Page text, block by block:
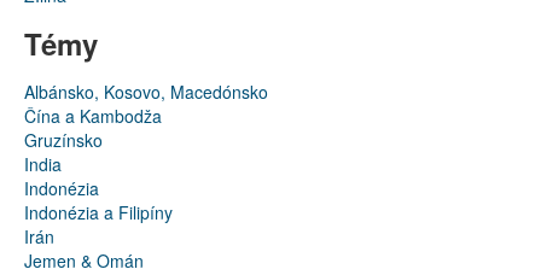
Témy
Albánsko, Kosovo, Macedónsko
Čína a Kambodža
Gruzínsko
India
Indonézia
Indonézia a Filipíny
Irán
Jemen & Omán